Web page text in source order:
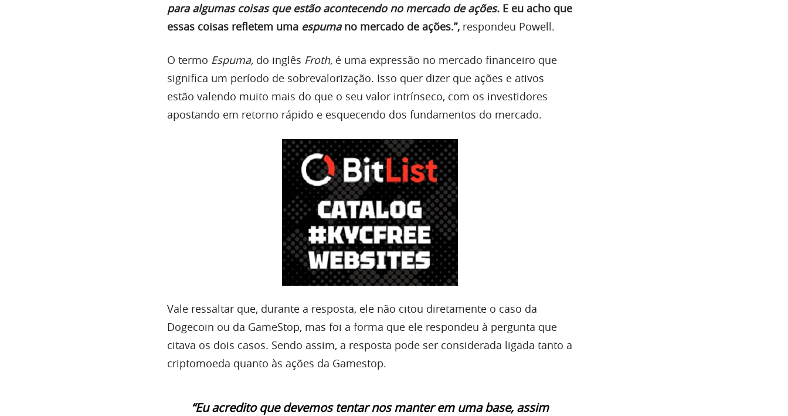
para algumas coisas que estão acontecendo no mercado de ações. E eu acho que
essas coisas refletem uma espumano mercado de ações.”, respondeu Powell.
O termo Espuma, do inglês Froth, é uma expressão no mercado financeiro que
significa um período de sobrevalorização. Isso quer dizer que ações e ativos
estão valendo muito mais do que o seu valor intrínseco, com os investidores
apostando em retorno rápido e esquecendo dos fundamentos do mercado.
Vale ressaltar que, durante a resposta, ele não citou diretamente o caso da
Dogecoin ou da GameStop, mas foi a forma que ele respondeu à pergunta que
citava os dois casos. Sendo assim, a resposta pode ser considerada ligada tanto a
criptomoeda quanto às ações da Gamestop.
“Eu acredito que devemos tentar nos manter em uma base, assim